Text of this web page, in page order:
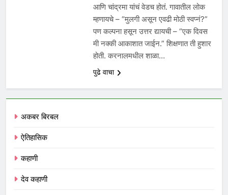
आणि चांद्रमा यांचं वेडच होतं. गावातील लोक
म्हणायचे – “मुलगी असून एवढी मोठी स्वप्नं?”
पण कल्पना हसून उत्तर द्यायची – “एक दिवस
मी नक्की आकाशात जाईन.” शिक्षणात ती हुशार
होती. करनालमधील शाळा…
पुढे वाचा
अकबर बिरबल
ऐतिहासिक
कहाणी
देव कहाणी